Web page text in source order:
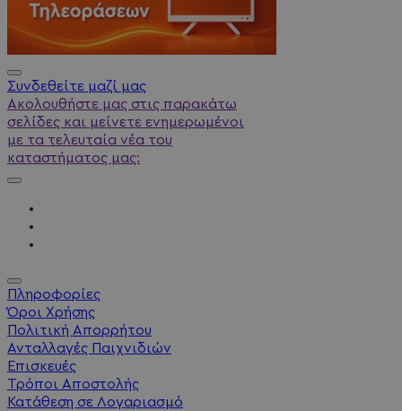
Συνδεθείτε μαζί μας
Ακολουθήστε μας στις παρακάτω
σελίδες και μείνετε ενημερωμένοι
με τα τελευταία νέα του
καταστήματος μας:
Πληροφορίες
Όροι Χρήσης
Πολιτική Απορρήτου
Ανταλλαγές Παιχνιδιών
Επισκευές
Τρόποι Αποστολής
Κατάθεση σε Λογαριασμό